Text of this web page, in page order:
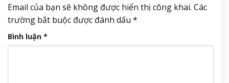
Email của bạn sẽ không được hiển thị công khai. Các
trường bắt buộc được đánh dấu *
Bình luận *